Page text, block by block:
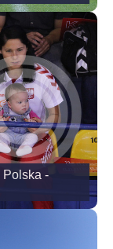
Polska -